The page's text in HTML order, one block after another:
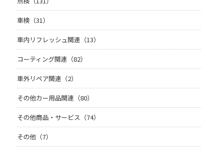
車検（31）
車内リフレッシュ関連（13）
コーティング関連（82）
車外リペア関連（2）
その他カー用品関連（80）
その他商品・サービス（74）
その他（7）